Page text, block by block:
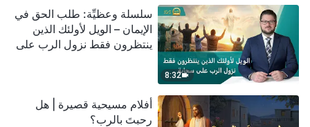
8:32
سلسلة وعظيِّة: طلب الحق في
الإيمان – الويل لأولئك الذين
ينتظرون فقط نزول الرب على
أفلام مسيحية قصيرة | هل
رحبتَ بالرب؟